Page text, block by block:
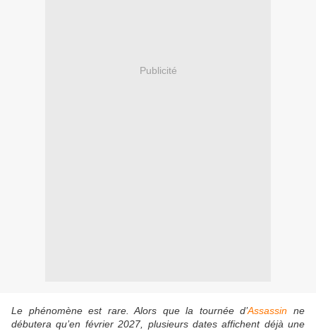
Publicité
Le phénomène est rare. Alors que la tournée d’Assassin ne
débutera qu’en février 2027, plusieurs dates affichent déjà une